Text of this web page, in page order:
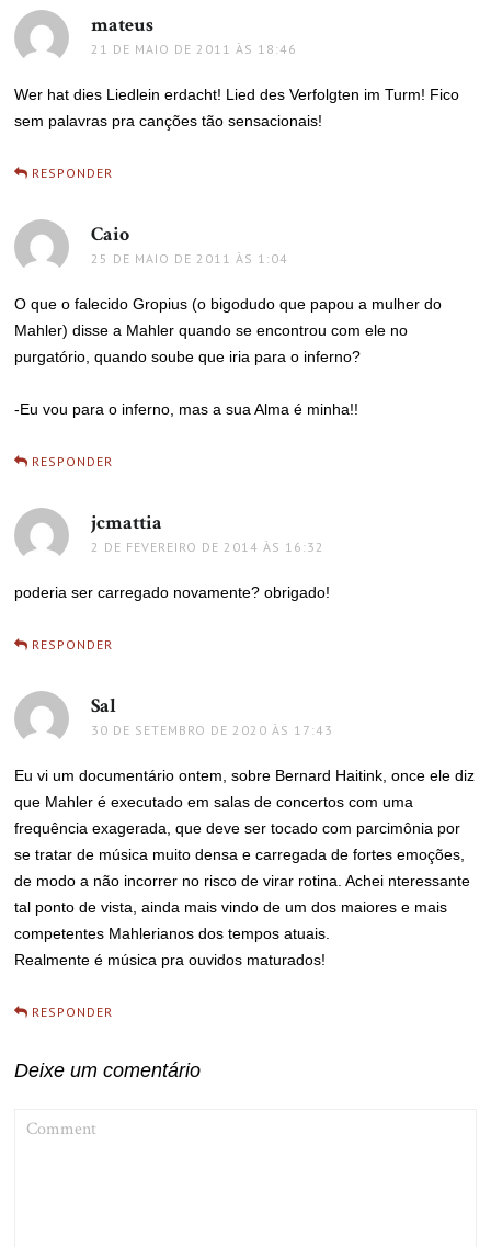
mateus
21 DE MAIO DE 2011 ÀS 18:46
Wer hat dies Liedlein erdacht! Lied des Verfolgten im Turm! Fico
sem palavras pra canções tão sensacionais!
RESPONDER
Caio
25 DE MAIO DE 2011 ÀS 1:04
O que o falecido Gropius (o bigodudo que papou a mulher do
Mahler) disse a Mahler quando se encontrou com ele no
purgatório, quando soube que iria para o inferno?
-Eu vou para o inferno, mas a sua Alma é minha!!
RESPONDER
jcmattia
2 DE FEVEREIRO DE 2014 ÀS 16:32
poderia ser carregado novamente? obrigado!
RESPONDER
Sal
30 DE SETEMBRO DE 2020 ÀS 17:43
Eu vi um documentário ontem, sobre Bernard Haitink, once ele diz
que Mahler é executado em salas de concertos com uma
frequência exagerada, que deve ser tocado com parcimônia por
se tratar de música muito densa e carregada de fortes emoções,
de modo a não incorrer no risco de virar rotina. Achei nteressante
tal ponto de vista, ainda mais vindo de um dos maiores e mais
competentes Mahlerianos dos tempos atuais.
Realmente é música pra ouvidos maturados!
RESPONDER
Deixe um comentário